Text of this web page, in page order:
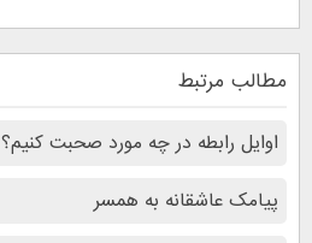
مطالب مرتبط
اوایل رابطه در چه مورد صحبت کنیم؟
پیامک عاشقانه به همسر